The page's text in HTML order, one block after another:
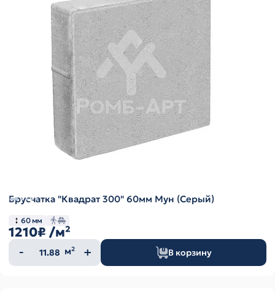
Брусчатка "Квадрат 300" 60мм Мун (Серый)
60 мм
1210₽ /м²
Количество
товара
м² В корзину